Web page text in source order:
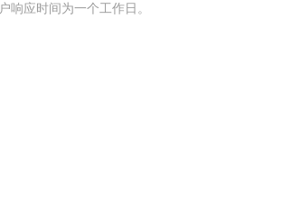
户响应时间为一个工作日。